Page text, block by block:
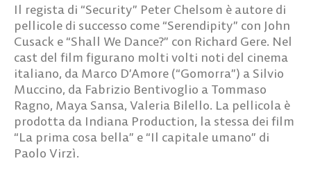
Il regista di “Security” Peter Chelsom è autore di
pellicole di successo come “Serendipity” con John
Cusack e “Shall We Dance?” con Richard Gere. Nel
cast del film figurano molti volti noti del cinema
italiano, da Marco D’Amore (“Gomorra”) a Silvio
Muccino, da Fabrizio Bentivoglio a Tommaso
Ragno, Maya Sansa, Valeria Bilello. La pellicola è
prodotta da Indiana Production, la stessa dei film
“La prima cosa bella” e “Il capitale umano” di
Paolo Virzì.